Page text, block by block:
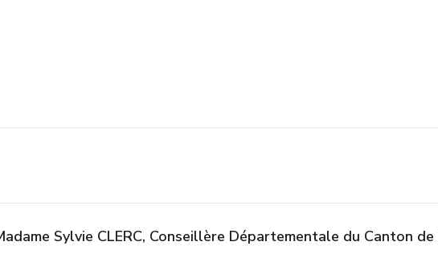
Sylvie CLERC, Conseillère Départementale du Canton